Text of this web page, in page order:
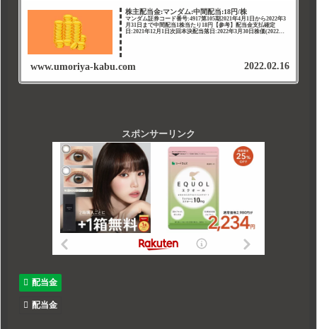
株主配当金:マンダム:中間配当:18円/株
マンダム証券コード番号:4917第105期2021年4月1日から2022年3
月31日まで中間配当1株当たり18円【参考】配当金支払確定
日:2021年12月1日次回本決配当落日:2022年3月30日株価(2022年1
www.umoriya-kabu.com 2022.02.16
スポンサーリンク
配当金
配当金